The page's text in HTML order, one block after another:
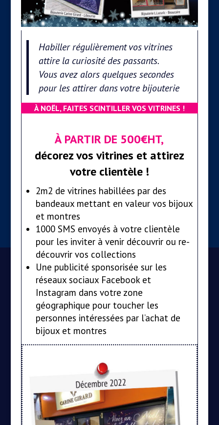
Habiller régulièrement vos vitrines
attire la curiosité des passants.
Vous avez alors quelques secondes
pour les attirer dans votre bijouterie
À NOËL, FAITES SCINTILLER VOS VITRINES !
À PARTIR DE 500€HT,
décorez vos vitrines et attirez
votre clientèle !
2m2 de vitrines habillées par des
bandeaux mettant en valeur vos bijoux
et montres
1000 SMS envoyés à votre clientèle
pour les inviter à venir découvrir ou re-
découvrir vos collections
Une publicité sponsorisée sur les
réseaux sociaux Facebook et
Instagram dans votre zone
géographique pour toucher les
personnes intéressées par l’achat de
bijoux et montres